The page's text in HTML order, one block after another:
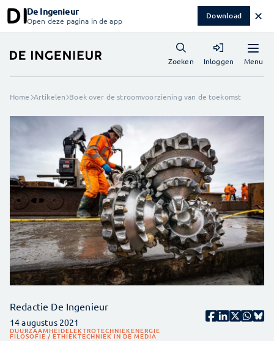
De Ingenieur
Open deze pagina in de app Download ✕
Menu
Zoeken Inloggen
Home Artikelen Boek over de stroomvoorziening van de toekomst
Redactie De Ingenieur
14 augustus 2021
DUURZAAMHEIDELEKTROTECHNIEKENERGIE
FILOSOFIE / ETHIEKTECHNIEK IN DE MEDIA